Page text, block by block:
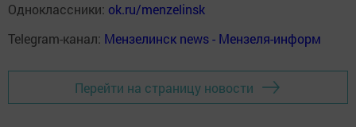
Одноклассники: ok.ru/menzelinsk
Telegram-канал: Мензелинск news - Мензеля-информ
Перейти на страницу новости